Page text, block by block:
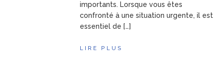
importants. Lorsque vous êtes
confronté à une situation urgente, il est
essentiel de […]
LIRE PLUS